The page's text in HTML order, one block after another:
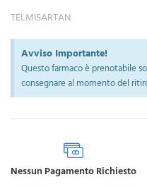
TELMISARTAN
Avviso Importante!
Questo farmaco è prenotabile
consegnare al momento del
Nessun Pagamento Richiesto